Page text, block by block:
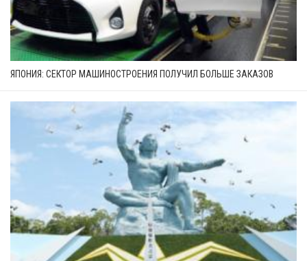
ЯПОНИЯ: СЕКТОР МАШИНОСТРОЕНИЯ ПОЛУЧИЛ БОЛЬШЕ ЗАКАЗОВ